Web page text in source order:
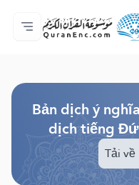
Trang chủ
Mục lục các
Audio
Các dịch vụ
Về dự án
Liên hệ với
Ngôn ngữ
Bản dịch ý
dịch tiếng
Tải về